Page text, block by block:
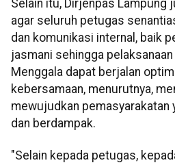
Selain itu, Dirjenpas Lampung
agar seluruh petugas
dan komunikasi internal, baik
jasmani sehingga
Menggala dapat berjalan
kebersamaan, menurutnya,
mewujudkan pemasyarakatan
dan berdampak.
"Selain kepada petugas,